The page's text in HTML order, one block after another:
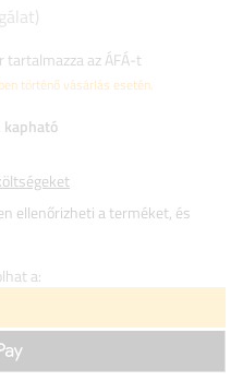
)
tartalmazza az ÁFÁ-t
történő vásárlás esetén.
kapható
ellenőrizheti a terméket, és
a: